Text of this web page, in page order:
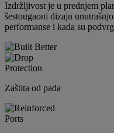
Izdržljivost je u prednjem
šestougaoni dizajn
performanse i kada su
Zaštita od pada